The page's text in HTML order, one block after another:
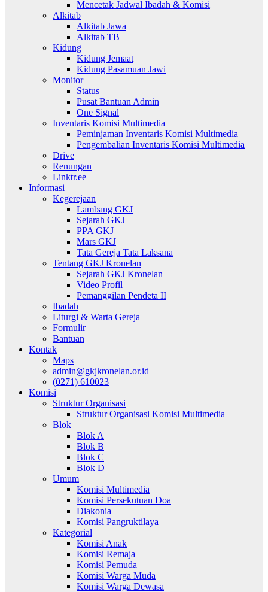
Mencetak Jadwal Ibadah & Komisi
Alkitab
Alkitab Jawa
Alkitab TB
Kidung
Kidung Jemaat
Kidung Pasamuan Jawi
Monitor
Status
Pusat Bantuan Admin
One Signal
Inventaris Komisi Multimedia
Peminjaman Inventaris Komisi Multimedia
Pengembalian Inventaris Komisi Multimedia
Drive
Renungan
Linktr.ee
Informasi
Kegerejaan
Lambang GKJ
Sejarah GKJ
PPA GKJ
Mars GKJ
Tata Gereja Tata Laksana
Tentang GKJ Kronelan
Sejarah GKJ Kronelan
Video Profil
Pemanggilan Pendeta II
Ibadah
Liturgi & Warta Gereja
Formulir
Bantuan
Kontak
Maps
admin@gkjkronelan.or.id
(0271) 610023
Komisi
Struktur Organisasi
Struktur Organisasi Komisi Multimedia
Blok
Blok A
Blok B
Blok C
Blok D
Umum
Komisi Multimedia
Komisi Persekutuan Doa
Diakonia
Komisi Pangruktilaya
Kategorial
Komisi Anak
Komisi Remaja
Komisi Pemuda
Komisi Warga Muda
Komisi Warga Dewasa